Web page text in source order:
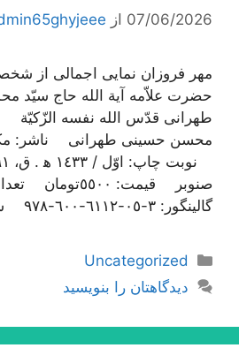
07/06/2026 از
مهر فروزان نمایی اجمالی از
حضرت علاّمه آیة الله حاج سیّد
طهرانی قدّس الله نفسه
محسن حسینی طهرانی ناشر:
گالینگور: ٣-٠٥-٦١١٢-٦٠٠-٩٧٨ شابک …
دسته‌ها
Uncategorized
دیدگاهتان را بنویسید